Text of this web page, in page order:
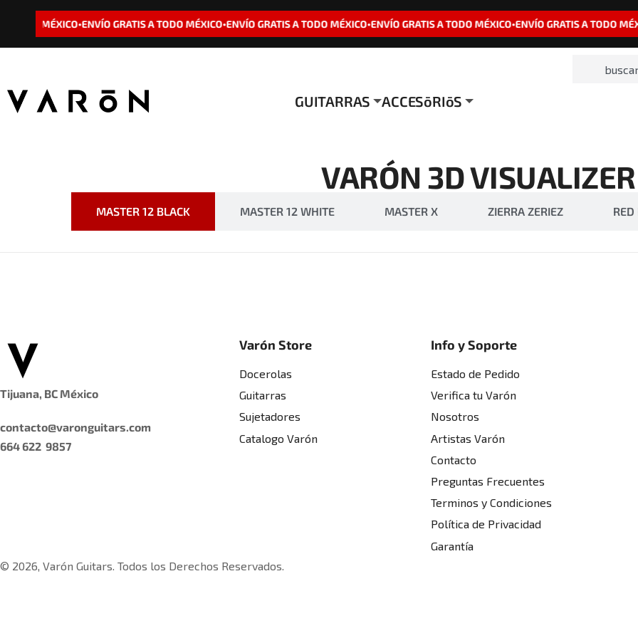
TODO MÉXICO•ENVÍO GRATIS A TODO MÉXICO•ENVÍO GRATIS A TODO MÉXICO•ENVÍO GRATIS A TODO MÉXICO•ENVÍO GRATIS A TODO
GUITARRAS ACCESōRIōS
VARÓN 3D VISUALIZER
MASTER 12 BLACK MASTER 12 WHITE MASTER X ZIERRA ZERIEZ RED
Tijuana, BC México
contacto@varonguitars.com
664 622 9857
Varón Store
Docerolas
Guitarras
Sujetadores
Catalogo Varón
Info y Soporte
Estado de Pedido
Verifica tu Varón
Nosotros
Artistas Varón
Contacto
Preguntas Frecuentes
Terminos y Condiciones
Política de Privacidad
Garantía
© 2026, Varón Guitars. Todos los Derechos Reservados.